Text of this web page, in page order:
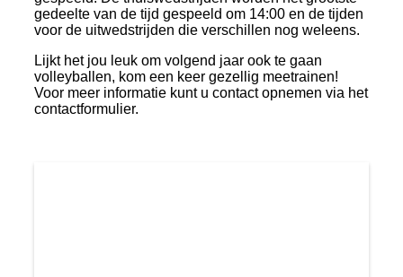
gedeelte van de tijd gespeeld om 14:00 en de tijden
voor de uitwedstrijden die verschillen nog weleens.
Lijkt het jou leuk om volgend jaar ook te gaan
volleyballen, kom een keer gezellig meetrainen!
Voor meer informatie kunt u contact opnemen via het
contactformulier.